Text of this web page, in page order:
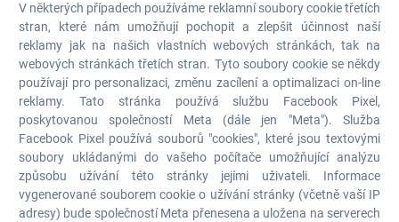
V některých případech používáme reklamní soubory cookie třetích
stran, které nám umožňují pochopit a zlepšit účinnost naší
reklamy jak na našich vlastních webových stránkách, tak na
webových stránkách třetích stran. Tyto soubory cookie se někdy
používají pro personalizaci, změnu zacílení a optimalizaci on-line
reklamy. Tato stránka používá službu Facebook Pixel,
poskytovanou společností Meta (dále jen "Meta"). Služba
Facebook Pixel používá souborů "cookies", které jsou textovými
soubory ukládanými do vašeho počítače umožňující analýzu
způsobu užívání této stránky jejími uživateli. Informace
vygenerované souborem cookie o užívání stránky (včetně vaší IP
adresy) bude společností Meta přenesena a uložena na serverech